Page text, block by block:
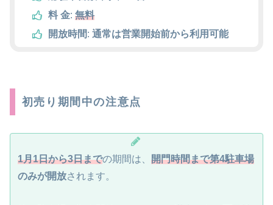
料 金: 無料
開放時間: 通常は営業開始前から利用可能
初売り期間中の注意点
1月1日から3日までの期間は、 開門時間まで第4駐車場
のみが開放されます。